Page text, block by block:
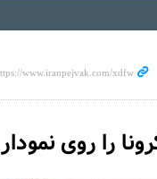
را روی نمودار